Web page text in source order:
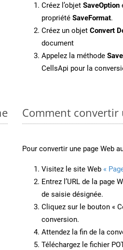
Créez l’objet SaveOption
propriété SaveFormat.
Créez un objet Convert
document
Appelez la méthode
CellsApi pour la
Comment convertir
Pour convertir une page Web
Visitez le site Web «
Entrez l’URL de la page
de saisie désignée.
Cliquez sur le bouton «
conversion.
Attendez la fin de la
Téléchargez le fichier